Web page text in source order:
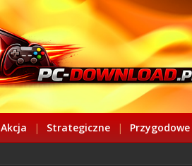
Akcja | Strategiczne | Przygodowe